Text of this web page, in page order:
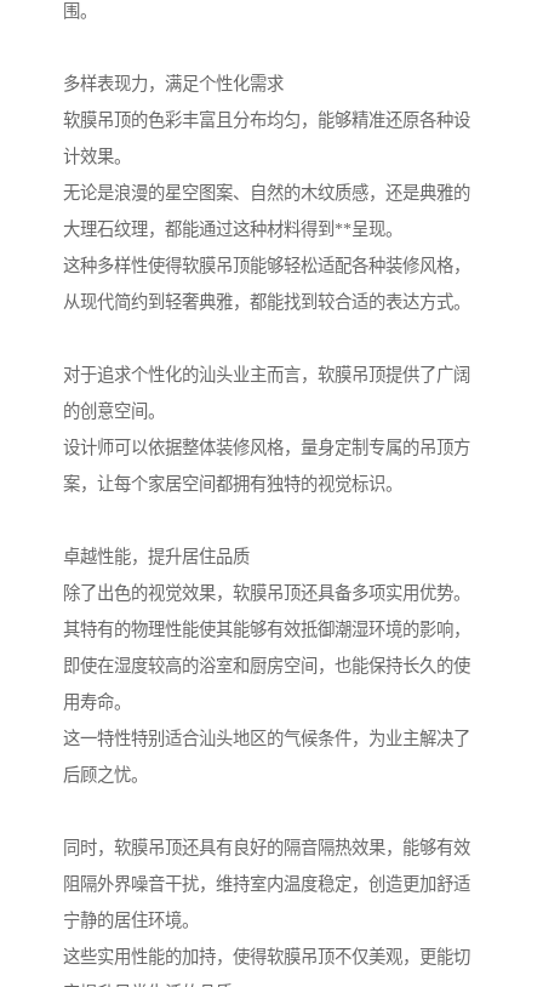
围。
多样表现力，满足个性化需求
软膜吊顶的色彩丰富且分布均匀，能够精准还原各种设
计效果。
无论是浪漫的星空图案、自然的木纹质感，还是典雅的
大理石纹理，都能通过这种材料得到**呈现。
这种多样性使得软膜吊顶能够轻松适配各种装修风格，
从现代简约到轻奢典雅，都能找到较合适的表达方式。
对于追求个性化的汕头业主而言，软膜吊顶提供了广阔
的创意空间。
设计师可以依据整体装修风格，量身定制专属的吊顶方
案，让每个家居空间都拥有独特的视觉标识。
卓越性能，提升居住品质
除了出色的视觉效果，软膜吊顶还具备多项实用优势。
其特有的物理性能使其能够有效抵御潮湿环境的影响，
即使在湿度较高的浴室和厨房空间，也能保持长久的使
用寿命。
这一特性特别适合汕头地区的气候条件，为业主解决了
后顾之忧。
同时，软膜吊顶还具有良好的隔音隔热效果，能够有效
阻隔外界噪音干扰，维持室内温度稳定，创造更加舒适
宁静的居住环境。
这些实用性能的加持，使得软膜吊顶不仅美观，更能切